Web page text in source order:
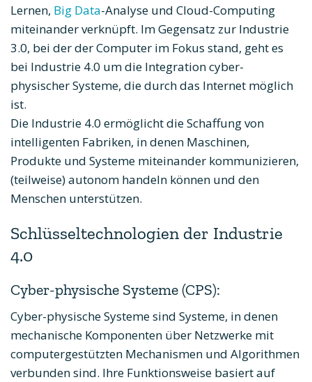
Lernen, Big Data-Analyse und Cloud-Computing
miteinander verknüpft. Im Gegensatz zur Industrie
3.0, bei der der Computer im Fokus stand, geht es
bei Industrie 4.0 um die Integration cyber-
physischer Systeme, die durch das Internet möglich
ist.
Die Industrie 4.0 ermöglicht die Schaffung von
intelligenten Fabriken, in denen Maschinen,
Produkte und Systeme miteinander kommunizieren,
(teilweise) autonom handeln können und den
Menschen unterstützen.
Schlüsseltechnologien der Industrie
4.0
Cyber-physische Systeme (CPS):
Cyber-physische Systeme sind Systeme, in denen
mechanische Komponenten über Netzwerke mit
computergestützten Mechanismen und Algorithmen
verbunden sind. Ihre Funktionsweise basiert auf